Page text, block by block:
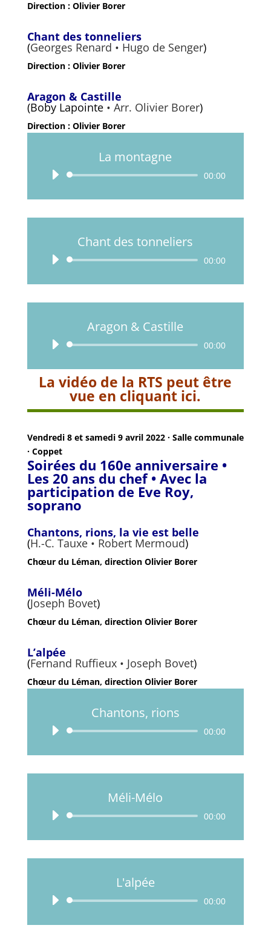
Direction : Olivier Borer
Chant des tonneliers
(Georges Renard • Hugo de Senger)
Direction : Olivier Borer
Aragon & Castille
(Boby Lapointe• Arr. Olivier Borer)
Direction : Olivier Borer
La montagne
Lecteur
00:00
Chant des tonneliers
Lecteur
00:00
Aragon & Castille
Lecteur
00:00
La vidéo de la RTS peut être
vue en cliquant ici.
Vendredi 8 et samedi 9 avril 2022 · Salle communale
· Coppet
Soirées du 160e anniversaire •
Les 20 ans du chef• Avec la
participation de Eve Roy,
soprano
Chantons, rions, la vie est belle
(H.-C. Tauxe • Robert Mermoud)
Chœur du Léman, direction Olivier Borer
Méli-Mélo
(Joseph Bovet)
Chœur du Léman, direction Olivier Borer
L’alpée
(Fernand Ruffieux • Joseph Bovet)
Chœur du Léman, direction Olivier Borer
Chantons, rions
Lecteur
00:00
Méli-Mélo
Lecteur
00:00
L'alpée
Lecteur
00:00